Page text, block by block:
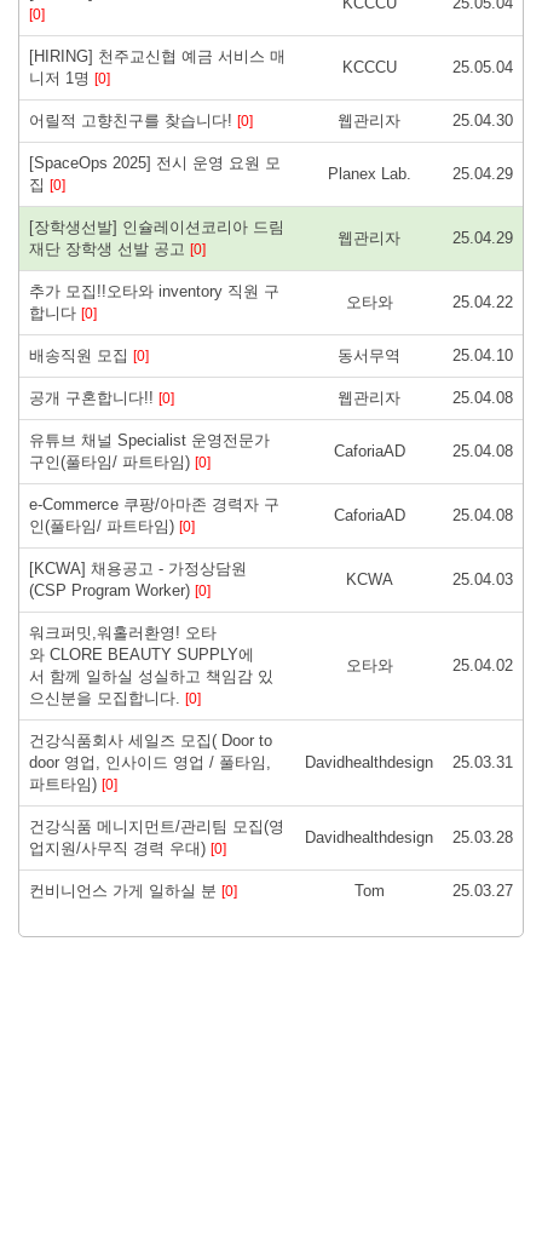
[0]
[HIRING] 천주교신협 예금 서비스 매
니저 1명 [0]
KCCCU 25.05.04
어릴적 고향친구를 찾습니다! [0] 웹관리자 25.04.30
[SpaceOps 2025] 전시 운영 요원 모
집 [0]
Planex Lab. 25.04.29
[장학생선발] 인슐레이션코리아 드림
재단 장학생 선발 공고 [0]
웹관리자 25.04.29
추가 모집!!오타와 inventory 직원 구
합니다 [0]
오타와 25.04.22
배송직원 모집 [0] 동서무역 25.04.10
공개 구혼합니다!! [0] 웹관리자 25.04.08
유튜브 채널 Specialist 운영전문가
구인(풀타임/ 파트타임) [0]
CaforiaAD 25.04.08
e-Commerce 쿠팡/아마존 경력자 구
인(풀타임/ 파트타임) [0]
CaforiaAD 25.04.08
[KCWA] 채용공고 - 가정상담원
(CSP Program Worker) [0]
KCWA 25.04.03
워크퍼밋,워홀러환영! 오타
와 CLORE BEAUTY SUPPLY에
서 함께 일하실 성실하고 책임감 있
으신분을 모집합니다. [0]
오타와 25.04.02
건강식품회사 세일즈 모집( Door to
door 영업, 인사이드 영업 / 풀타임,
파트타임) [0]
Davidhealthdesign 25.03.31
건강식품 메니지먼트/관리팀 모집(영
업지원/사무직 경력 우대) [0]
Davidhealthdesign 25.03.28
컨비니언스 가게 일하실 분 [0] Tom 25.03.27